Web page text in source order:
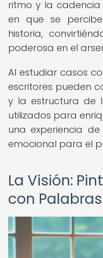
ritmo y la
en que se
historia,
poderosa en el
Al estudiar casos
escritores pueden
y la estructura de
utilizados para
una experiencia
emocional para el
La Visión:
con Palabras